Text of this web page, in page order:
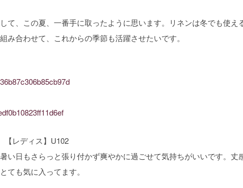
て、この夏、一番手に取ったように思います。リネンは冬でも使え
み合わせて、これからの季節も活躍させたいです。
【レディス】U102
い日もさらっと張り付かず爽やかに過ごせて気持ちがいいです。丈
ても気に入ってます。